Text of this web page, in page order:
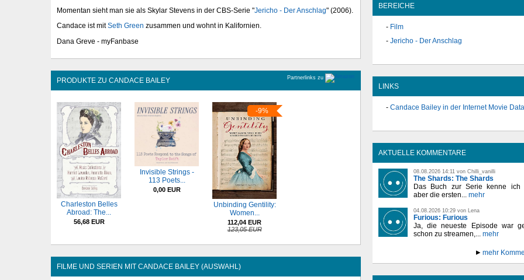
Momentan sieht man sie als Skylar Stevens in der CBS-Serie "Jericho - Der Anschlag" (2006).
Candace ist mitSeth Green zusammen und wohnt in Kalifornien.
Dana Greve - myFanbase
Partnerlinks zu
PRODUKTE ZU CANDACE BAILEY
Charleston Belles
Abroad: The...
56,68 EUR
Invisible Strings -
113 Poets...
0,00 EUR
-9%
Unbinding Gentility:
Women...
112,04 EUR
123,05 EUR
FILME UND SERIEN MIT CANDACE BAILEY (AUSWAHL)
BEREICHE
Film
Jericho - Der Anschlag
LINKS
Candace Bailey in der Internet Movie
AKTUELLE KOMMENTARE
08.08.2026 14:11 von Chilli_vanilli
The Shards: The Shards
Das Buch zur Serie kenne ich
aber die ersten... mehr
04.08.2026 10:29 von Lena
Furious: Furious
Ja, die neueste Episode war
schon zu streamen,... mehr
mehr